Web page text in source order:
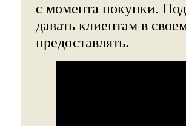
с момента покупки.
давать клиентам в
предоставлять.